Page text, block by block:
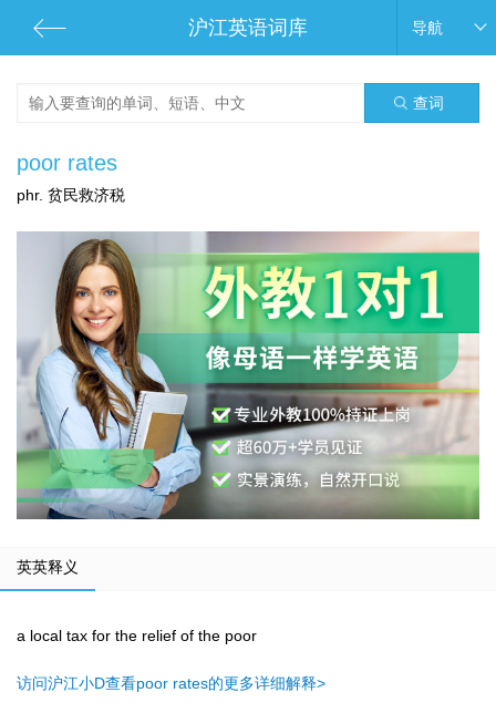
沪江英语词库 导航
查词
poor rates
phr. 贫民救济税
英英释义
a local tax for the relief of the poor
访问沪江小D查看poor rates的更多详细解释>